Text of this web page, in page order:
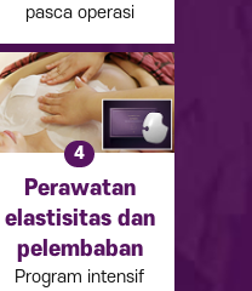
pasca operasi
4
Perawatan
elastisitas dan
pelembaban
Program intensif